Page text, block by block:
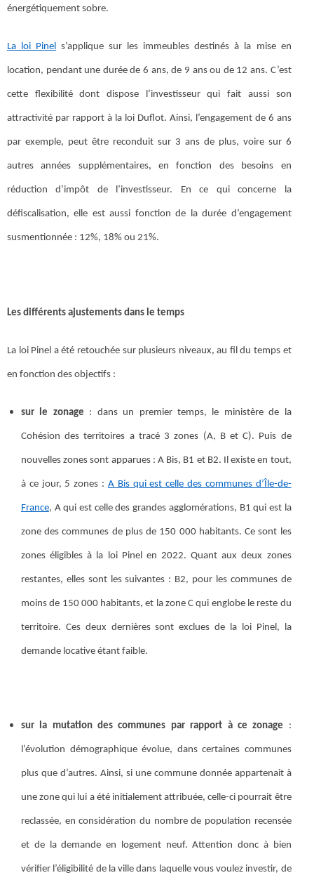
énergétiquement sobre.
La loi Pinel s’applique sur les immeubles destinés à la mise en
location, pendant une durée de 6 ans, de 9 ans ou de 12 ans. C’est
cette flexibilité dont dispose l’investisseur qui fait aussi son
attractivité par rapport à la loi Duflot. Ainsi, l’engagement de 6 ans
par exemple, peut être reconduit sur 3 ans de plus, voire sur 6
autres années supplémentaires, en fonction des besoins en
réduction d’impôt de l’investisseur. En ce qui concerne la
défiscalisation, elle est aussi fonction de la durée d’engagement
susmentionnée : 12%, 18% ou 21%.
Les différents ajustements dans le temps
La loi Pinel a été retouchée sur plusieurs niveaux, au fil du temps et
en fonction des objectifs :
sur le zonage : dans un premier temps, le ministère de la
Cohésion des territoires a tracé 3 zones (A, B et C). Puis de
nouvelles zones sont apparues : A Bis, B1 et B2. Il existe en tout,
à ce jour, 5 zones : A Bis qui est celle des communes d’Île-de-
France, A qui est celle des grandes agglomérations, B1 qui est la
zone des communes de plus de 150 000 habitants. Ce sont les
zones éligibles à la loi Pinel en 2022. Quant aux deux zones
restantes, elles sont les suivantes : B2, pour les communes de
moins de 150 000 habitants, et la zone C qui englobe le reste du
territoire. Ces deux dernières sont exclues de la loi Pinel, la
demande locative étant faible.
sur la mutation des communes par rapport à ce zonage :
l’évolution démographique évolue, dans certaines communes
plus que d’autres. Ainsi, si une commune donnée appartenait à
une zone qui lui a été initialement attribuée, celle-ci pourrait être
reclassée, en considération du nombre de population recensée
et de la demande en logement neuf. Attention donc à bien
vérifier l’éligibilité de la ville dans laquelle vous voulez investir, de